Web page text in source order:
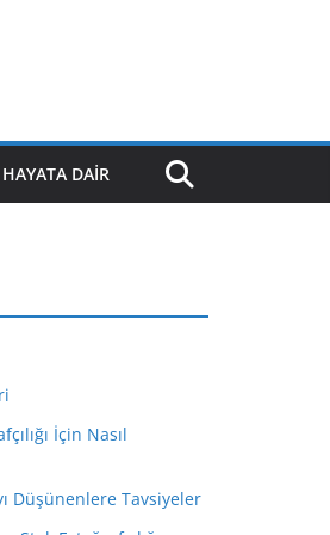
DAIR
İçin Nasıl
Düşünenlere Tavsiyeler